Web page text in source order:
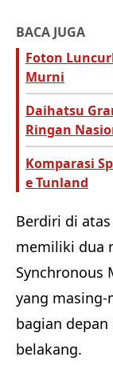
BACA JUGA
Foton
Murni
Daihatsu
Ringan
Komparasi
e Tunland
Berdiri di
memiliki dua
Synchronous
yang masing-
bagian depan
belakang.